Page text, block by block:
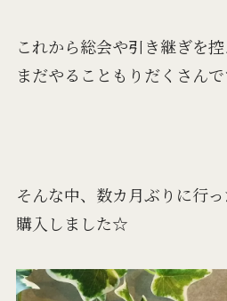
これから総会や引き継ぎを
まだやることもりだくさんで
そんな中、数カ月ぶりに行
購入しました☆